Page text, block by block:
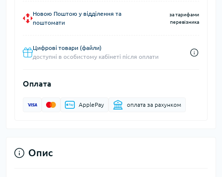
Новою Поштою у відділення та
поштомати
за тарифами
перевізника
Цифрові товари (файли)
доступні в особистому кабінеті після оплати
Оплата
ApplePay оплата за рахунком
Опис